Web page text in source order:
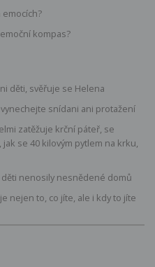
emocích?
kompas?
děti, svěřuje se Helena
snídani ani protažení
zatěžuje krční páteř, se
se 40 kilovým pytlem na krku,
děti nenosily nesnědené domů
nejen to, co jíte, ale i kdy to jíte